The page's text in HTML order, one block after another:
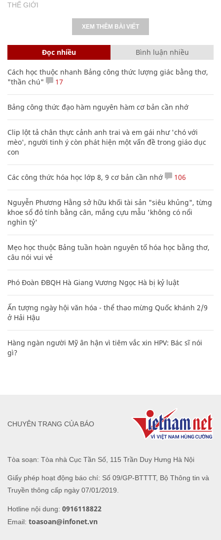
THẾ GIỚI
XEM THÊM BÀI VIẾT
Đọc nhiều Bình luận nhiều
Cách học thuộc nhanh Bảng công thức lượng giác bằng thơ,
"thần chú"
17
Bảng công thức đạo hàm nguyên hàm cơ bản cần nhớ
Clip lột tả chân thực cảnh anh trai và em gái như 'chó với
mèo', người tinh ý còn phát hiện một vấn đề trong giáo dục
con
Các công thức hóa học lớp 8, 9 cơ bản cần nhớ 106
Nguyễn Phương Hằng sở hữu khối tài sản "siêu khủng", từng
khoe sổ đỏ tính bằng cân, mắng cựu mẫu 'không có nổi
nghìn tỷ'
Mẹo học thuộc Bảng tuần hoàn nguyên tố hóa học bằng thơ,
câu nói vui vẻ
Phó Đoàn ĐBQH Hà Giang Vương Ngọc Hà bị kỷ luật
Ấn tượng ngày hội văn hóa - thể thao mừng Quốc khánh 2/9
ở Hải Hậu
Hàng ngàn người Mỹ ân hận vì tiêm vắc xin HPV: Bác sĩ nói
gì?
Tòa soạn: Tòa nhà Cục Tần Số, 115 Trần Duy Hưng Hà Nội
Giấy phép hoạt động báo chí: Số 09/GP-BTTTT, Bộ Thông tin và
Truyền thông cấp ngày 07/01/2019.
Hotline nội dung: 0916118822
Email: toasoan@infonet.vn
CHUYÊN TRANG CỦA BÁO